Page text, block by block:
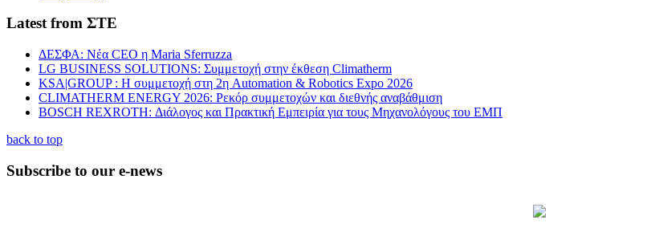
Latest from ΣΤΕ
ΔΕΣΦΑ: Νέα CEO η Maria Sferruzza
LG BUSINESS SOLUTIONS: Συμμετοχή στην έκθεση Climatherm
KSA|GROUP : Η συμμετοχή στη 2η Automation & Robotics Expo 2026
CLIMATHERM ENERGY 2026: Ρεκόρ συμμετοχών και διεθνής αναβάθμιση
BOSCH REXROTH: Διάλογος και Πρακτική Εμπειρία για τους Μηχανολόγους του ΕΜΠ
back to top
Subscribe to our e-news